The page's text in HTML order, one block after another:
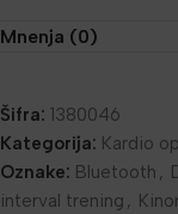
Mnenja (0)
Šifra: 1380046
Kategorija: Kardio
Oznake: Bluetooth ,
interval trening ,